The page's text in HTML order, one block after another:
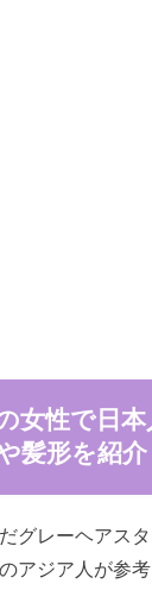
女性で日
髪形を紹介
グレーヘアス
アジア人が参